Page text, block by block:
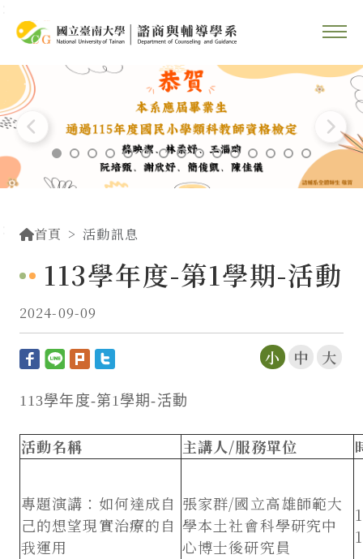
首頁 活動訊息
113學年度-第1學期-活動
2024-09-09
小 中 大
113學年度-第1學期-活動
活動名稱 主講人/服務單位
專題演講：如何達成自
己的想望現實治療的自
我運用
張家群/國立高雄師範大
學本土社會科學研究中
心博士後研究員